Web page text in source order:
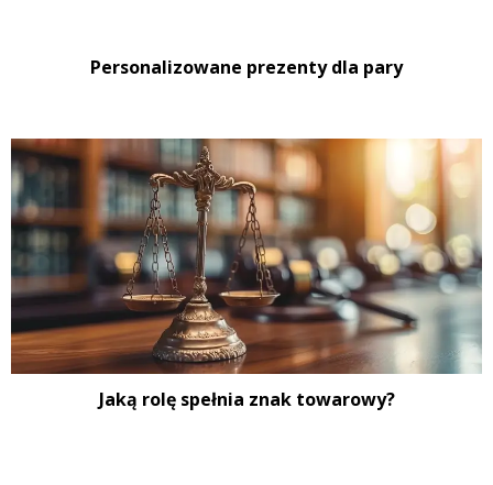
Personalizowane prezenty dla pary
Jaką rolę spełnia znak towarowy?